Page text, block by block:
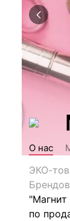
О нас
ЭКО-
по